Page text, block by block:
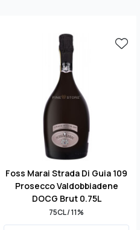
Foss Marai Strada Di Guia 109
Prosecco Valdobbiadene
DOCG Brut 0.75L
75CL / 11%